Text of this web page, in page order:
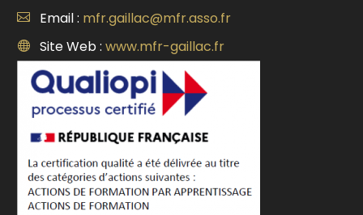
Email : mfr.gaillac@mfr.asso.fr
Site Web : www.mfr-gaillac.fr